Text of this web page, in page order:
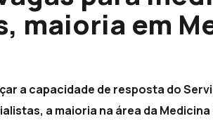
maioria em
a capacidade de resposta do
a maioria na área da Medicina